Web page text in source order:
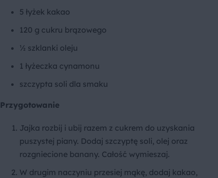
5 łyżek kakao
120 g cukru brązowego
½ szklanki oleju
1 łyżeczka cynamonu
szczypta soli dla smaku
Przygotowanie
Jajka rozbij i ubij razem z cukrem do uzyskania
puszystej piany. Dodaj szczyptę soli, olej oraz
rozgniecione banany. Całość wymieszaj.
W drugim naczyniu przesiej mąkę, dodaj kakao,